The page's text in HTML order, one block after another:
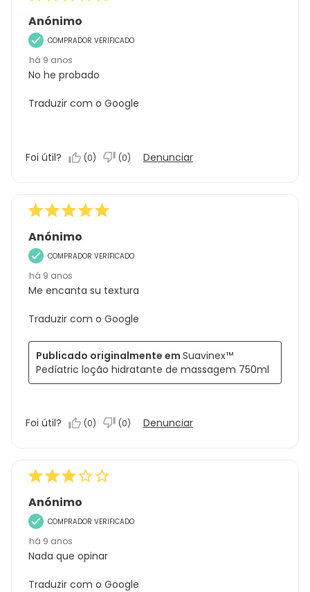
Anónimo
COMPRADOR VERIFICADO
há 9 anos
No he probado
Traduzir com o Google
Foi útil? (0) (0) Denunciar
Anónimo
COMPRADOR VERIFICADO
há 9 anos
Me encanta su textura
Traduzir com o Google
Publicado originalmente em Suavinex™
Pedíatric loção hidratante de massagem 750ml
Foi útil? (0) (0) Denunciar
Anónimo
COMPRADOR VERIFICADO
há 9 anos
Nada que opinar
Traduzir com o Google